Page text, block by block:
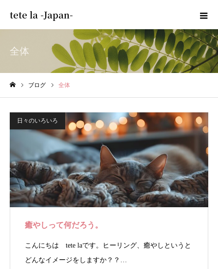
tete la -Japan-
全体
ブログ 全体
日々のいろいろ
癒やしって何だろう。
こんにちは tete laです。ヒーリング、癒やしというと
どんなイメージをしますか？？…